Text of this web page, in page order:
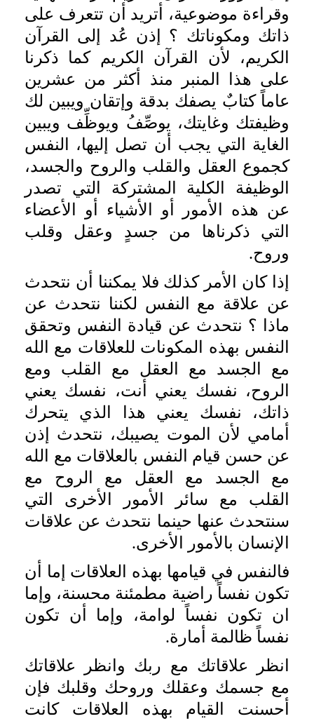
وقراءة موضوعية، أتريد أن تتعرف على
ذاتك ومكوناتك ؟ إذن عُد إلى القرآن
الكريم، لأن القرآن الكريم كما ذكرنا
على هذا المنبر منذ أكثر من عشرين
عاماً كتابٌ يصفك بدقة وإتقان ويبين لك
وظيفتك وغايتك، يوصِّفُ ويوظِّف ويبين
الغاية التي يجب أن تصل إليها، النفس
كجموع العقل والقلب والروح والجسد،
الوظيفة الكلية المشتركة التي تصدر
عن هذه الأمور أو الأشياء أو الأعضاء
التي ذكرناها من جسدٍ وعقل وقلب
وروح.
إذا كان الأمر كذلك فلا يمكننا أن نتحدث
عن علاقة مع النفس لكننا نتحدث عن
ماذا ؟ نتحدث عن قيادة النفس وتحقق
النفس بهذه المكونات للعلاقات مع الله
مع الجسد مع العقل مع القلب ومع
الروح، نفسك يعني أنت، نفسك يعني
ذاتك، نفسك يعني هذا الذي يتحرك
أمامي لأن الموت يصيبك، نتحدث إذن
عن حسن قيام النفس بالعلاقات مع الله
مع الجسد مع العقل مع الروح مع
القلب مع سائر الأمور الأخرى التي
سنتحدث عنها حينما نتحدث عن علاقات
الإنسان بالأمور الأخرى.
فالنفس في قيامها بهذه العلاقات إما أن
تكون نفساً راضية مطمئنة محسنة، وإما
ان تكون نفساً لوامة، وإما أن تكون
نفساً ظالمة أمارة.
انظر علاقاتك مع ربك وانظر علاقاتك
مع جسمك وعقلك وروحك وقلبك فإن
أحسنت القيام بهذه العلاقات كانت